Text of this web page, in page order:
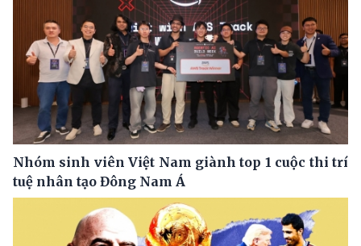
Nhóm sinh viên Việt Nam giành top 1 cuộc thi trí
tuệ nhân tạo Đông Nam Á